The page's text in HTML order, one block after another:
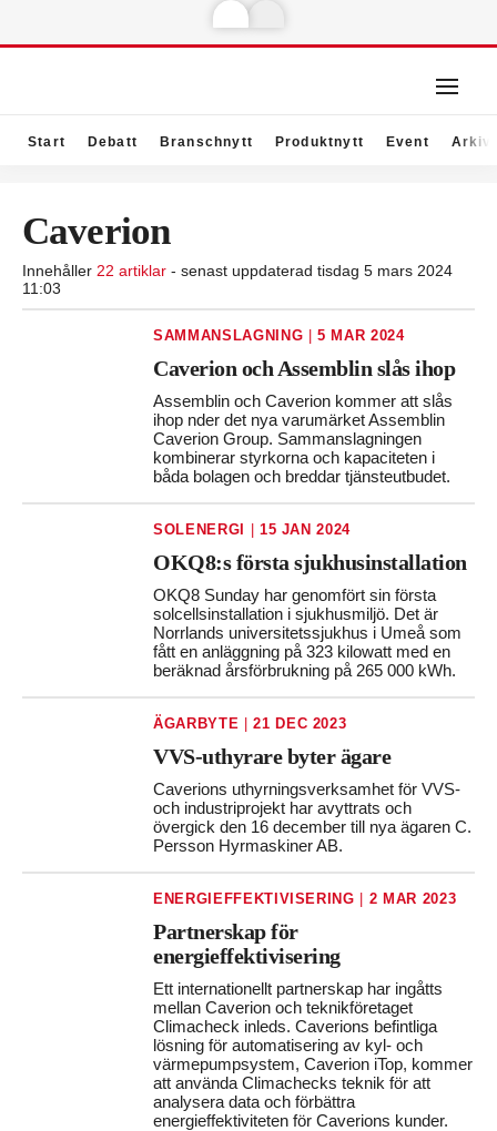
Start Debatt Branschnytt Produktnytt Event Arkiv
Caverion
Innehåller 22 artiklar - senast uppdaterad tisdag 5 mars 2024
11:03
SAMMANSLAGNING 5 MAR 2024
Caverion och Assemblin slås ihop
Assemblin och Caverion kommer att slås
ihop nder det nya varumärket Assemblin
Caverion Group. Sammanslagningen
kombinerar styrkorna och kapaciteten i
båda bolagen och breddar tjänsteutbudet.
SOLENERGI 15 JAN 2024
OKQ8:s första sjukhusinstallation
OKQ8 Sunday har genomfört sin första
solcellsinstallation i sjukhusmiljö. Det är
Norrlands universitetssjukhus i Umeå som
fått en anläggning på 323 kilowatt med en
beräknad årsförbrukning på 265 000 kWh.
ÄGARBYTE 21 DEC 2023
VVS-uthyrare byter ägare
Caverions uthyrningsverksamhet för VVS-
och industriprojekt har avyttrats och
övergick den 16 december till nya ägaren C.
Persson Hyrmaskiner AB.
ENERGIEFFEKTIVISERING 2 MAR 2023
Partnerskap för
energieffektivisering
Ett internationellt partnerskap har ingåtts
mellan Caverion och teknikföretaget
Climacheck inleds. Caverions befintliga
lösning för automatisering av kyl- och
värmepumpsystem, Caverion iTop, kommer
att använda Climachecks teknik för att
analysera data och förbättra
energieffektiviteten för Caverions kunder.